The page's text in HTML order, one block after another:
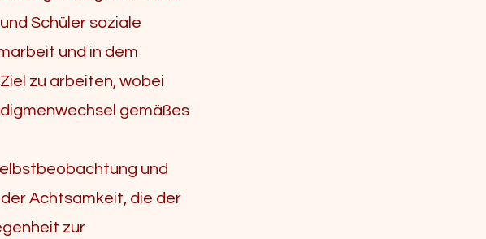
Schüler soziale
und in dem
zu arbeiten, wobei
gemäßes
und
Achtsamkeit, die der
zur